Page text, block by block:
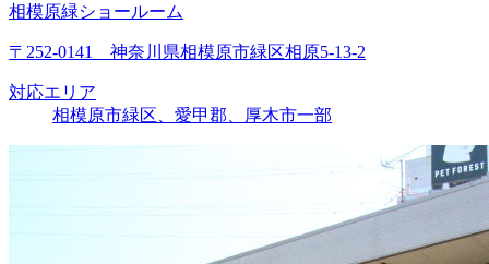
相模原緑ショールーム
〒252-0141 神奈川県相模原市緑区相原5-13-2
対応エリア
相模原市緑区、愛甲郡、厚木市一部